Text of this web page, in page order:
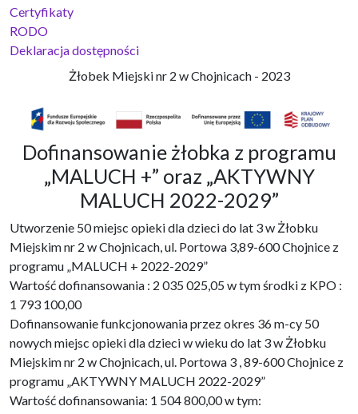
Certyfikaty
RODO
Deklaracja dostępności
Żłobek Miejski nr 2 w Chojnicach - 2023
Dofinansowanie żłobka z programu
„MALUCH +” oraz „AKTYWNY
MALUCH 2022-2029”
Utworzenie 50 miejsc opieki dla dzieci do lat 3 w Żłobku
Miejskim nr 2 w Chojnicach, ul. Portowa 3,89-600 Chojnice z
programu „MALUCH + 2022-2029”
Wartość dofinansowania : 2 035 025,05 w tym środki z KPO :
1 793 100,00
Dofinansowanie funkcjonowania przez okres 36 m-cy 50
nowych miejsc opieki dla dzieci w wieku do lat 3 w Żłobku
Miejskim nr 2 w Chojnicach, ul. Portowa 3 , 89-600 Chojnice z
programu „AKTYWNY MALUCH 2022-2029”
Wartość dofinansowania: 1 504 800,00 w tym: